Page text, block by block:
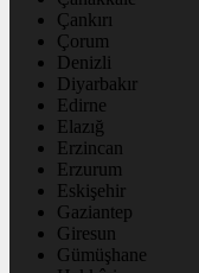
Çankırı
Çorum
Denizli
Diyarbakır
Edirne
Elazığ
Erzincan
Erzurum
Eskişehir
Gaziantep
Giresun
Gümüşhane